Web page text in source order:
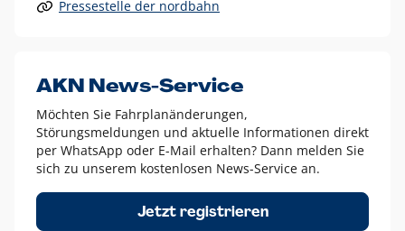
Alle anderen Logo-Varianten dürfen nur in Ausnahmefällen
Diese Ausnahmen sind zum Beispiel:
dem AKN Blau,
weißes Logo auf Fotohintergründen,
schwarzes Logo für reine Schwarz-Weiß-Umsetzungen
Um das Logo herum muss ein Schutzraum von jeweils einer
Höhe bzw. Breite des N aus AKN in alle Richtungen
Pressestelle der nordbahn
AKN News-Service
Möchten Sie Fahrplanänderungen,
Störungsmeldungen und aktuelle Informationen direkt
per WhatsApp oder E-Mail erhalten? Dann melden Sie
sich zu unserem kostenlosen News-Service an.
Jetzt registrieren